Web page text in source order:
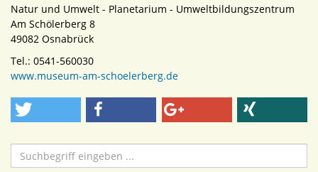
Natur und Umwelt - Planetarium - Umweltbildungszentrum
Am Schölerberg 8
49082 Osnabrück
Tel.: 0541-560030
www.museum-am-schoelerberg.de
Suchen